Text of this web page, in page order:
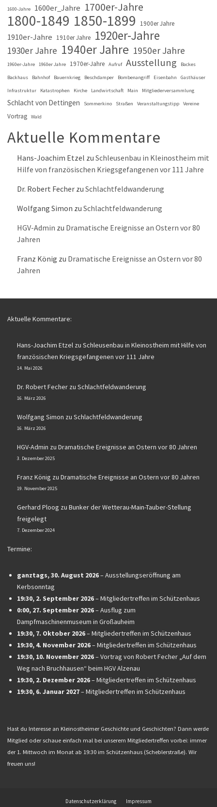
1600-Jahre 1600er_Jahre 1700er-Jahre
1800-1849 1850-1899 1900er Jahre
1910er-Jahre 1910er Jahre 1920er-Jahre
1930er Jahre 1940er Jahre 1950er Jahre
1960er-Jahre 1960er Jahre 1970er-Jahre Aufruf Ausstellung Backes
Backhaus Bahnhof Bauernkrieg Beschdamper Bombenangriff Eisenbahn Gasthäuser
Infrastruktur Katastrophen Kirche Landwirtschaft Main Mitgliederversammlung
Schlacht von Dettingen Sommerkino Straßen Veranstaltungstipp Vereine
Vortrag Wald
Aktuelle Kommentare
Hans-Joachim Etzel zu Schleusenbau in Kleinostheim mit
Hilfe von französischen Kriegsgefangenen vor 111 Jahre
Dr. Robert Fecher zu Schlachtfeldwanderung
Wolfgang Simon zu Schlachtfeldwanderung
HGV-Admin zu Dramatische Ereignisse an Ostern vor 80
Jahren
Franz König zu Dramatische Ereignisse an Ostern vor 80
Jahren
Aktuelle Kommentare:
Hans-Joachim Etzel zu Schleusenbau in Kleinostheim mit Hilfe von
französischen Kriegsgefangenen vor 111 Jahre
14. Mai 2026
Dr. Robert Fecher zu Schlachtfeldwanderung
16. März 2026
Wolfgang Simon zu Schlachtfeldwanderung
16. März 2026
HGV-Admin zu Dramatische Ereignisse an Ostern vor 80 Jahren
3. Dezember 2025
Franz König zu Dramatische Ereignisse an Ostern vor 80 Jahren
19. November 2025
Gerhard Ploog zu Bunker der Wetterau-Main-Tauber-Stellung
freigelegt
7. Dezember 2024
Termine:
ganztags,30. August 2026–Ausstellungseröffnung am
Kerbsonntag
19:30, 2. September 2026–Mitgliedertreffen im Schützenhaus
0:00, 27. September 2026–Ausflug zum
Dampfmaschinenmuseum in Großauheim
19:30, 7. Oktober 2026–Mitgliedertreffen im Schützenhaus
19:30, 4. November 2026–Mitgliedertreffen im Schützenhaus
19:30, 10. November 2026–Vortrag von Robert Fecher „Auf dem
Weg nach Bruchhausen“ beim HGV Alzenau
19:30, 2. Dezember 2026–Mitgliedertreffen im Schützenhaus
19:30, 6. Januar 2027–Mitgliedertreffen im Schützenhaus
Hast du Interesse an Kleinostheimer Geschichte und Geschichten? Dann werde
Mitglied oder schaue einfach mal bei unserem Mitgliedertreffen vorbei: immer
der 1. Mittwoch im Monat ab 19:30 im Schützenhaus (Scheblerstraße). Wir
freuen uns!
Datenschutzerklärung Impressum